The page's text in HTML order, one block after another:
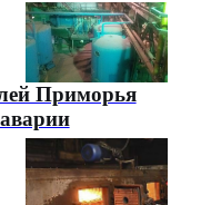
Приморья